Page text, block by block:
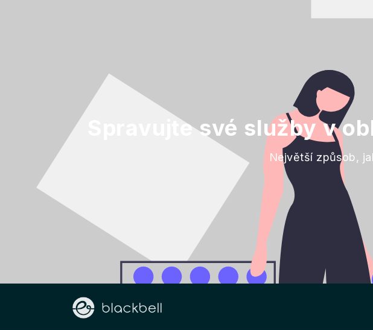
Spravujte své služby v
Největší způsob,
O nás